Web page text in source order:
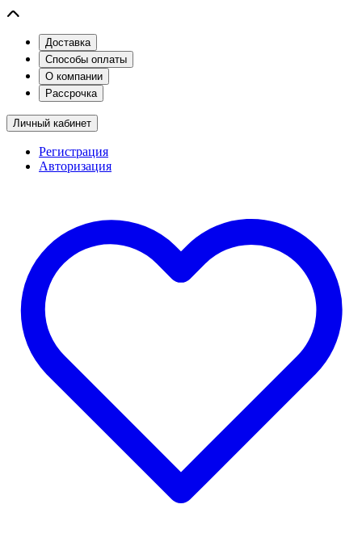
Доставка
Способы оплаты
О компании
Рассрочка
Личный кабинет
Регистрация
Авторизация